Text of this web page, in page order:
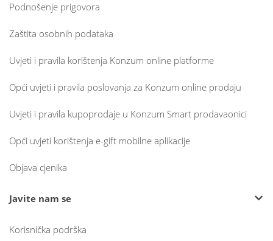
Podnošenje prigovora
Zaštita osobnih podataka
Uvjeti i pravila korištenja Konzum online platforme
Opći uvjeti i pravila poslovanja za Konzum online prodaju
Uvjeti i pravila kupoprodaje u Konzum Smart prodavaonici
Opći uvjeti korištenja e-gift mobilne aplikacije
Objava cjenika
Javite nam se
Korisnička podrška